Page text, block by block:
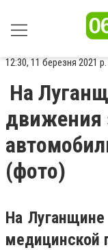
12:30, 11 березня 2021 р.
На
движения
(фото)
На
медицинской